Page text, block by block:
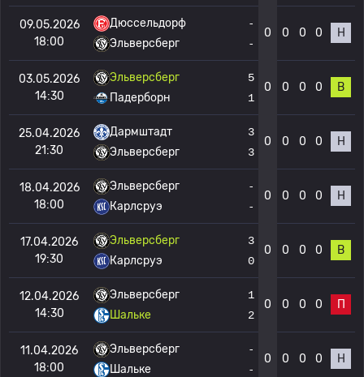
09.05.2026
18:00
Дюссельдорф
Эльверсберг
-
-
0 0 0 0 Н
03.05.2026
14:30
Эльверсберг
Падерборн
5
1
0 0 0 0 В
25.04.2026
21:30
Дармштадт
Эльверсберг
3
3
0 0 0 0 Н
18.04.2026
18:00
Эльверсберг
Карлсруэ
-
-
0 0 0 0 Н
17.04.2026
19:30
Эльверсберг
Карлсруэ
3
0
0 0 0 0 В
12.04.2026
14:30
Эльверсберг
Шальке
1
2
0 0 0 0 П
11.04.2026
18:00
Эльверсберг
Шальке
-
-
0 0 0 0 Н